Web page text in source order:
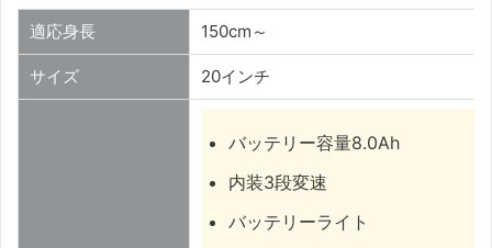
適応身長 150cm～
サイズ 20インチ
バッテリー容量8.0Ah
内装3段変速
バッテリーライト